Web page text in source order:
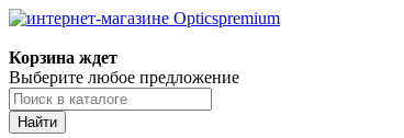
Корзина ждет
Выберите любое предложение
Найти